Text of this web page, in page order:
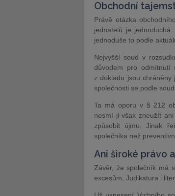
Obchodní
Právě otázka
jednatelů je
jednoduše to podle
Nejvyšší soud v
důvodem pro odmítnutí
z dokladu jsou
společnosti se podle
Ta má oporu v § 212
nesmí ji však zneužít
způsobit újmu. Jinak
společníka než
Ani široké právo
Závěr, že společník má
excesům. Judikatura i